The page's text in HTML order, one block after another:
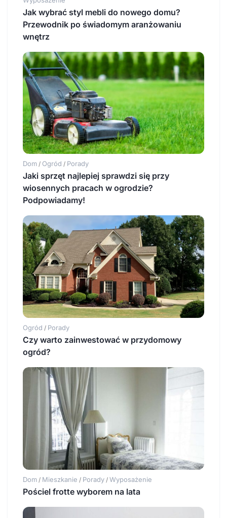
Jak wybrać styl mebli do nowego domu?
Przewodnik po świadomym aranżowaniu
wnętrz
Dom / Ogród / Porady
Jaki sprzęt najlepiej sprawdzi się przy
wiosennych pracach w ogrodzie?
Podpowiadamy!
Ogród / Porady
Czy warto zainwestować w przydomowy
ogród?
Dom / Mieszkanie / Porady / Wyposażenie
Pościel frotte wyborem na lata